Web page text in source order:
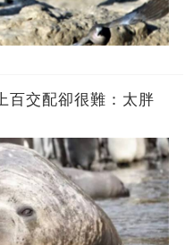
百交配卻很難：太胖